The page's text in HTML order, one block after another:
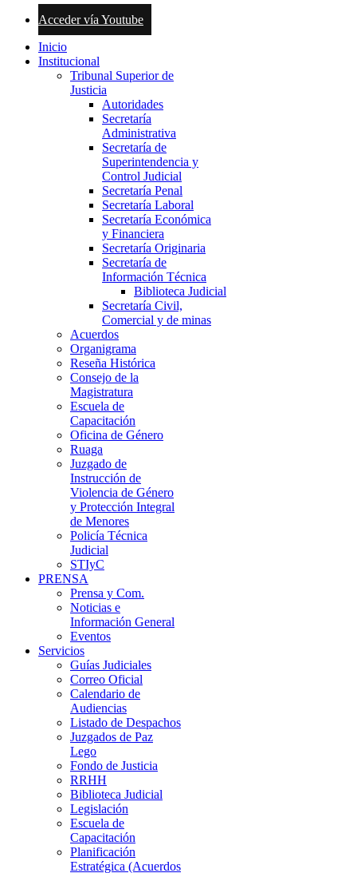
Acceder vía Youtube
Inicio
Institucional
Tribunal Superior de
Justicia
Autoridades
Secretaría
Administrativa
Secretaría de
Superintendencia y
Control Judicial
Secretaría Penal
Secretaría Laboral
Secretaría Económica
y Financiera
Secretaría Originaria
Secretaría de
Información Técnica
Biblioteca Judicial
Secretaría Civil,
Comercial y de minas
Acuerdos
Organigrama
Reseña Histórica
Consejo de la
Magistratura
Escuela de
Capacitación
Oficina de Género
Ruaga
Juzgado de
Instrucción de
Violencia de Género
y Protección Integral
de Menores
Policía Técnica
Judicial
STIyC
PRENSA
Prensa y Com.
Noticias e
Información General
Eventos
Servicios
Guías Judiciales
Correo Oficial
Calendario de
Audiencias
Listado de Despachos
Juzgados de Paz
Lego
Fondo de Justicia
RRHH
Biblioteca Judicial
Legislación
Escuela de
Capacitación
Planificación
Estratégica (Acuerdos